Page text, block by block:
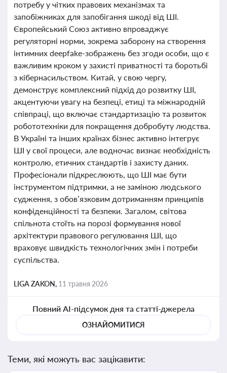
потребу у чітких правових механізмах та
запобіжниках для запобігання шкоді від ШІ.
Європейський Союз активно впроваджує
регуляторні норми, зокрема заборону на створення
інтимних deepfake-зображень без згоди особи, що є
важливим кроком у захисті приватності та боротьбі
з кібернасильством. Китай, у свою чергу,
демонструє комплексний підхід до розвитку ШІ,
акцентуючи увагу на безпеці, етиці та міжнародній
співпраці, що включає стандартизацію та розвиток
робототехніки для покращення добробуту людства.
В Україні та інших країнах бізнес активно інтегрує
ШІ у свої процеси, але водночас визнає необхідність
контролю, етичних стандартів і захисту даних.
Професіонали підкреслюють, що ШІ має бути
інструментом підтримки, а не заміною людського
судження, з обов’язковим дотриманням принципів
конфіденційності та безпеки. Загалом, світова
спільнота стоїть на порозі формування нової
архітектури правового регулювання ШІ, що
враховує швидкість технологічних змін і потреби
суспільства.
LIGA ZAKON, 11 травня 2026
Повний AI-підсумок дня та статті-джерела
ОЗНАЙОМИТИСЯ
Теми, які можуть вас зацікавити: